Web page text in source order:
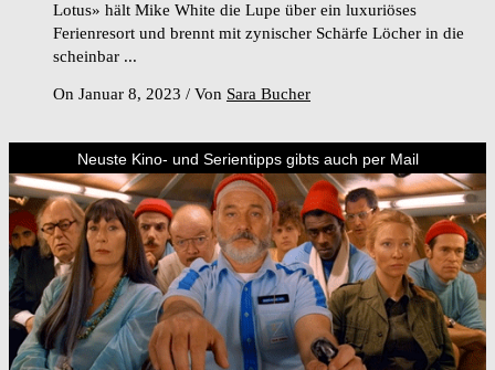
Lotus» hält Mike White die Lupe über ein luxuriöses
Ferienresort und brennt mit zynischer Schärfe Löcher in die
scheinbar ...
On Januar 8, 2023 / Von Sara Bucher